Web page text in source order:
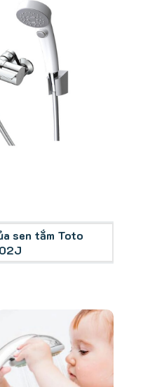
sen tắm Toto